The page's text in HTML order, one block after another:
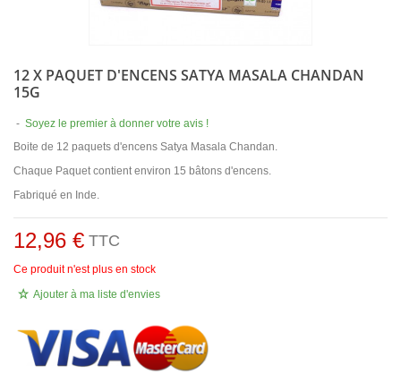
12 X PAQUET D'ENCENS SATYA MASALA CHANDAN
15G
- Soyez le premier à donner votre avis !
Boite de 12 paquets d'encens Satya Masala Chandan.
Chaque Paquet contient environ 15 bâtons d'encens.
Fabriqué en Inde.
12,96 € TTC
Ce produit n'est plus en stock
Ajouter à ma liste d'envies